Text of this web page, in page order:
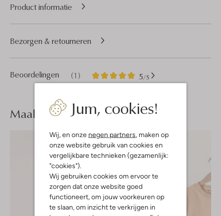
Jum, cookies!
Wij, en onze negen partners , maken op
onze website gebruik van cookies en
vergelijkbare technieken (gezamenlijk:
"cookies").
Wij gebruiken cookies om ervoor te
zorgen dat onze website goed
functioneert, om jouw voorkeuren op
te slaan, om inzicht te verkrijgen in
Product informatie
Beoordelingen (1) 5/5
1
5
Sterren
Bezorgen & retourneren
Maak jelook compleet